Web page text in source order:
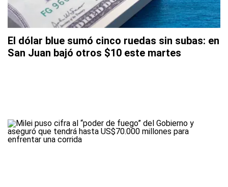
El dólar blue sumó cinco ruedas sin subas: en
San Juan bajó otros $10 este martes